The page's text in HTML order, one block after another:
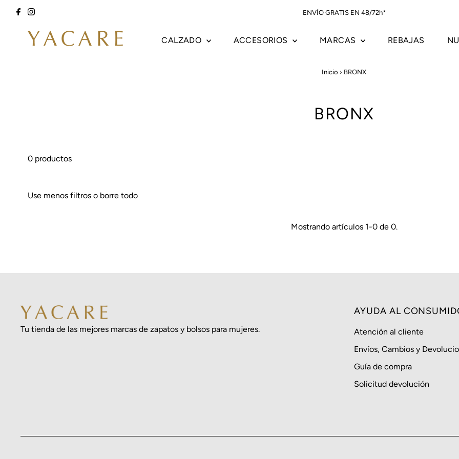
Ir directamente al contenido ENVÍO GRATIS EN 48/72h*
CALZADO ACCESORIOS MARCAS REBAJAS
Inicio › BRONX
BRONX
0 productos
Use menos filtros o borre todo
Mostrando artículos 1-0 de 0.
Tu tienda de las mejores marcas de zapatos y bolsos para mujeres.
AYUDA AL
Atención al cliente
Envíos, Cambios y
Guía de compra
Solicitud devolución